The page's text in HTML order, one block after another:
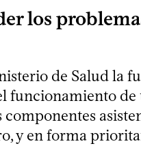
los
de Salud la
funcionamiento de
y en forma